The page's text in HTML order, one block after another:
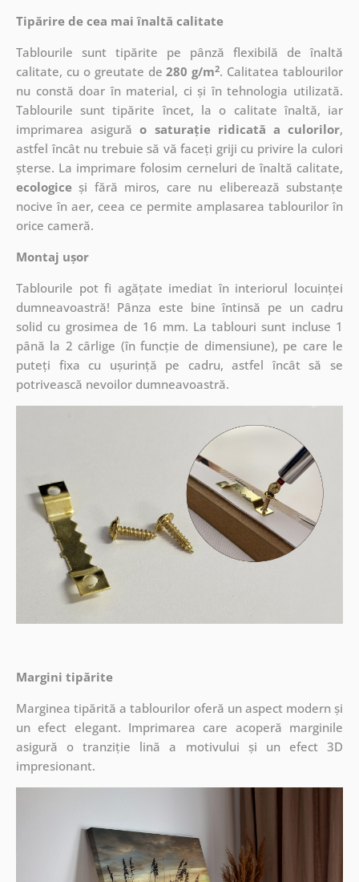
Tipărire de cea mai înaltă calitate
Tablourile sunt tipărite pe pânză flexibilă de înaltă
calitate, cu o greutate de280 g/m2. Calitatea tablourilor
nu constă doar în material, ci și în tehnologia utilizată.
Tablourile sunt tipărite încet, la o calitate înaltă, iar
imprimarea asigurăo saturație ridicată a culorilor,
astfel încât nu trebuie să vă faceți griji cu privire la culori
șterse. La imprimare folosim cerneluri de înaltă calitate,
ecologiceși fără miros, care nu eliberează substanțe
nocive în aer, ceea ce permite amplasarea tablourilor în
orice cameră.
Montaj ușor
Tablourile pot fi agățate imediat în interiorul locuinței
dumneavoastră! Pânza este bine întinsă pe un cadru
solid cu grosimea de 16 mm. La tablouri sunt incluse 1
până la 2 cârlige (în funcție de dimensiune), pe care le
puteți fixa cu ușurință pe cadru, astfel încât să se
potrivească nevoilor dumneavoastră.
Margini tipărite
Marginea tipărită a tablourilor oferă un aspect modern și
un efect elegant. Imprimarea care acoperă marginile
asigură o tranziție lină a motivului și un efect 3D
impresionant.